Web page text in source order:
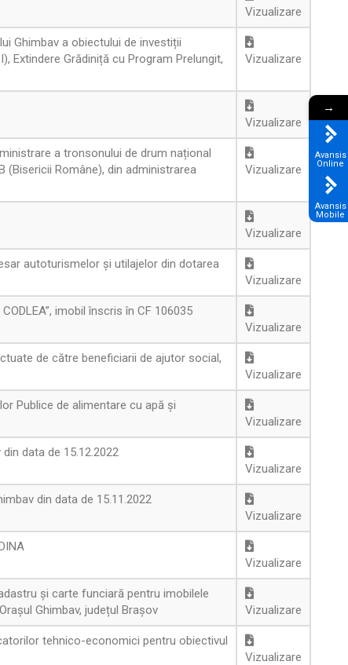
Vizualizare
Ghimbav a obiectului de investiții
Extindere Grădiniță cu Program Prelungit,
Vizualizare
Vizualizare
a tronsonului de drum național
(Bisericii Române), din administrarea
Vizualizare
Vizualizare
autoturismelor și utilajelor din dotarea
Vizualizare
imobil înscris în CF 106035
Vizualizare
de către beneficiarii de ajutor social,
Vizualizare
Publice de alimentare cu apă și
Vizualizare
data de 15.12.2022
Vizualizare
din data de 15.11.2022
Vizualizare
Vizualizare
și carte funciară pentru imobilele
Ghimbav, județul Brașov
Vizualizare
tehnico-economici pentru obiectivul
Vizualizare
→
Avansis
Online
Avansis
Mobile